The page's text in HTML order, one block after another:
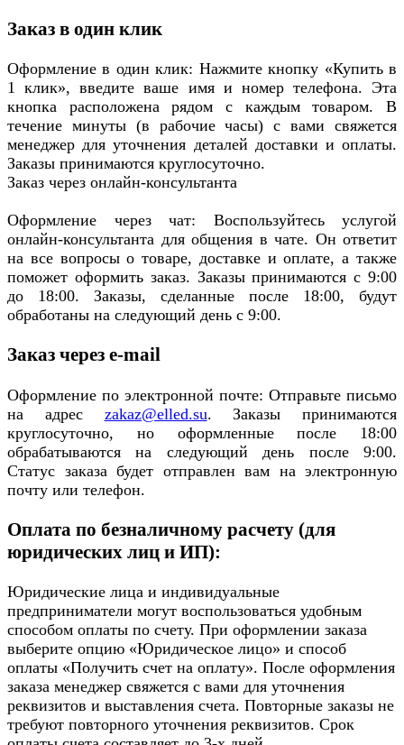
Заказ в один клик
Оформление в один клик: Нажмите кнопку «Купить в
1 клик», введите ваше имя и номер телефона. Эта
кнопка расположена рядом с каждым товаром. В
течение минуты (в рабочие часы) с вами свяжется
менеджер для уточнения деталей доставки и оплаты.
Заказы принимаются круглосуточно.
Заказ через онлайн-консультанта
Оформление через чат: Воспользуйтесь услугой
онлайн-консультанта для общения в чате. Он ответит
на все вопросы о товаре, доставке и оплате, а также
поможет оформить заказ. Заказы принимаются с 9:00
до 18:00. Заказы, сделанные после 18:00, будут
обработаны на следующий день с 9:00.
Заказ через e-mail
Оформление по электронной почте: Отправьте письмо
на адрес zakaz@elled.su. Заказы принимаются
круглосуточно, но оформленные после 18:00
обрабатываются на следующий день после 9:00.
Статус заказа будет отправлен вам на электронную
почту или телефон.
Оплата по безналичному расчету (для
юридических лиц и ИП):
Юридические лица и индивидуальные
предприниматели могут воспользоваться удобным
способом оплаты по счету. При оформлении заказа
выберите опцию «Юридическое лицо» и способ
оплаты «Получить счет на оплату». После оформления
заказа менеджер свяжется с вами для уточнения
реквизитов и выставления счета. Повторные заказы не
требуют повторного уточнения реквизитов. Срок